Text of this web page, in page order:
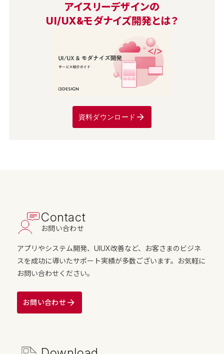
アイスリーデザインの
UI/UX&モダナイズ開発とは？
資料ダウンロード
Contact
お問い合わせ
アプリやシステム開発、UIUX改善など、お客さまのビジネ
スを成功に導いたサポート実績が多数ございます。お気軽に
お問い合わせください。
お問い合わせ